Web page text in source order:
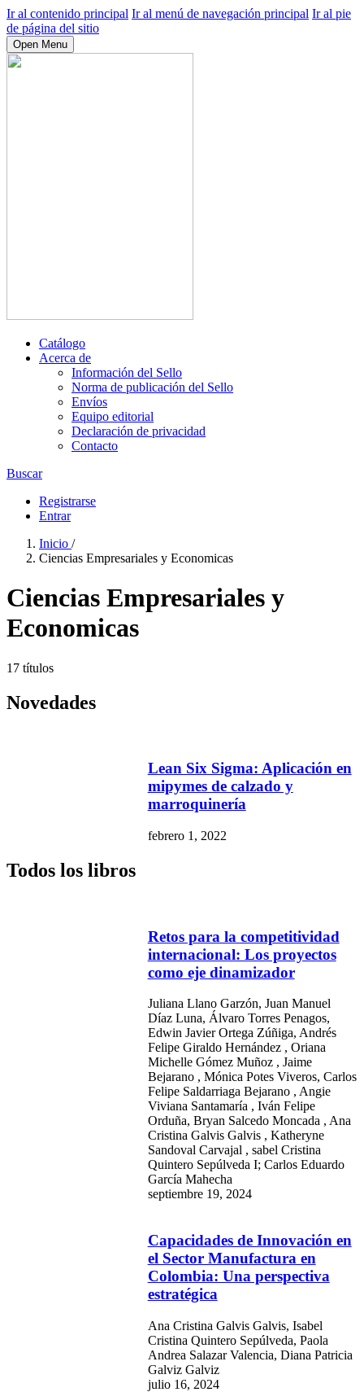
Ir al contenido principal Ir al menú de navegación principal Ir al pie
de página del sitio
Open Menu
Catálogo
Acerca de
Información del Sello
Norma de publicación del Sello
Envíos
Equipo editorial
Declaración de privacidad
Contacto
Buscar
Registrarse
Entrar
Inicio /
Ciencias Empresariales y Economicas
Ciencias Empresariales y
Economicas
17 títulos
Novedades
Lean Six Sigma: Aplicación en
mipymes de calzado y
marroquinería
febrero 1, 2022
Todos los libros
Retos para la competitividad
internacional: Los proyectos
como eje dinamizador
Juliana Llano Garzón, Juan Manuel
Díaz Luna, Álvaro Torres Penagos,
Edwin Javier Ortega Zúñiga, Andrés
Felipe Giraldo Hernández , Oriana
Michelle Gómez Muñoz , Jaime
Bejarano , Mónica Potes Viveros, Carlos
Felipe Saldarriaga Bejarano , Angie
Viviana Santamaría , Iván Felipe
Orduña, Bryan Salcedo Moncada , Ana
Cristina Galvis Galvis , Katheryne
Sandoval Carvajal , sabel Cristina
Quintero Sepúlveda I; Carlos Eduardo
García Mahecha
septiembre 19, 2024
Capacidades de Innovación en
el Sector Manufactura en
Colombia: Una perspectiva
estratégica
Ana Cristina Galvis Galvis, Isabel
Cristina Quintero Sepúlveda, Paola
Andrea Salazar Valencia, Diana Patricia
Galviz Galviz
julio 16, 2024